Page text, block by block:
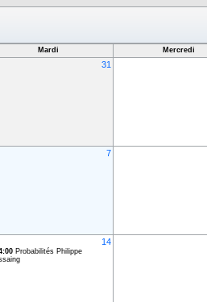
Mardi Mercredi
31
7
14
Probabilités Philippe